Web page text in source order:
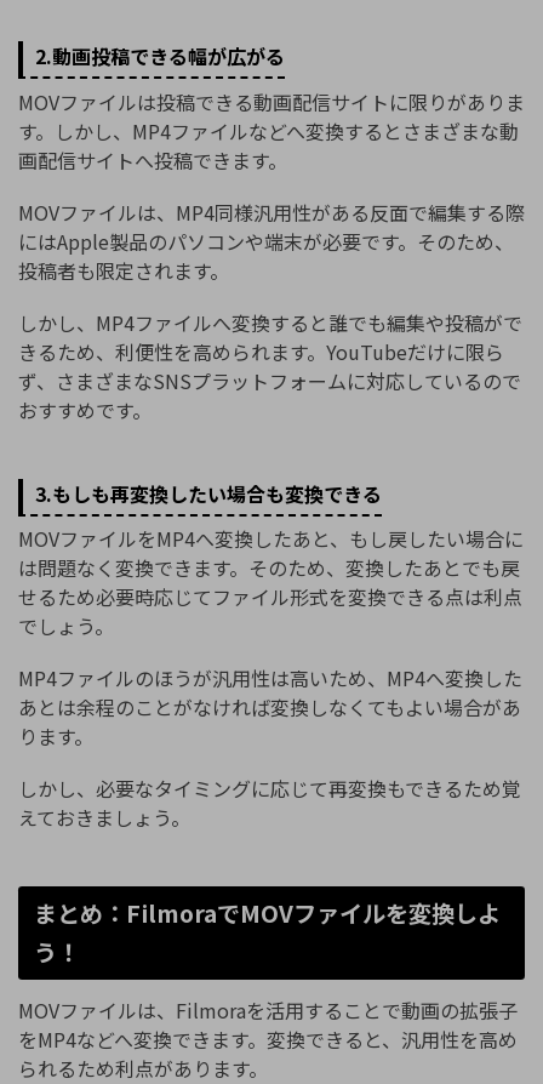
2.動画投稿できる幅が広がる
MOVファイルは投稿できる動画配信サイトに限りがありま
す。しかし、MP4ファイルなどへ変換するとさまざまな動
画配信サイトへ投稿できます。
MOVファイルは、MP4同様汎用性がある反面で編集する際
にはApple製品のパソコンや端末が必要です。そのため、
投稿者も限定されます。
しかし、MP4ファイルへ変換すると誰でも編集や投稿がで
きるため、利便性を高められます。YouTubeだけに限ら
ず、さまざまなSNSプラットフォームに対応しているので
おすすめです。
3.もしも再変換したい場合も変換できる
MOVファイルをMP4へ変換したあと、もし戻したい場合に
は問題なく変換できます。そのため、変換したあとでも戻
せるため必要時応じてファイル形式を変換できる点は利点
でしょう。
MP4ファイルのほうが汎用性は高いため、MP4へ変換した
あとは余程のことがなければ変換しなくてもよい場合があ
ります。
しかし、必要なタイミングに応じて再変換もできるため覚
えておきましょう。
まとめ：FilmoraでMOVファイルを変換しよ
う！
MOVファイルは、Filmoraを活用することで動画の拡張子
をMP4などへ変換できます。変換できると、汎用性を高め
られるため利点があります。